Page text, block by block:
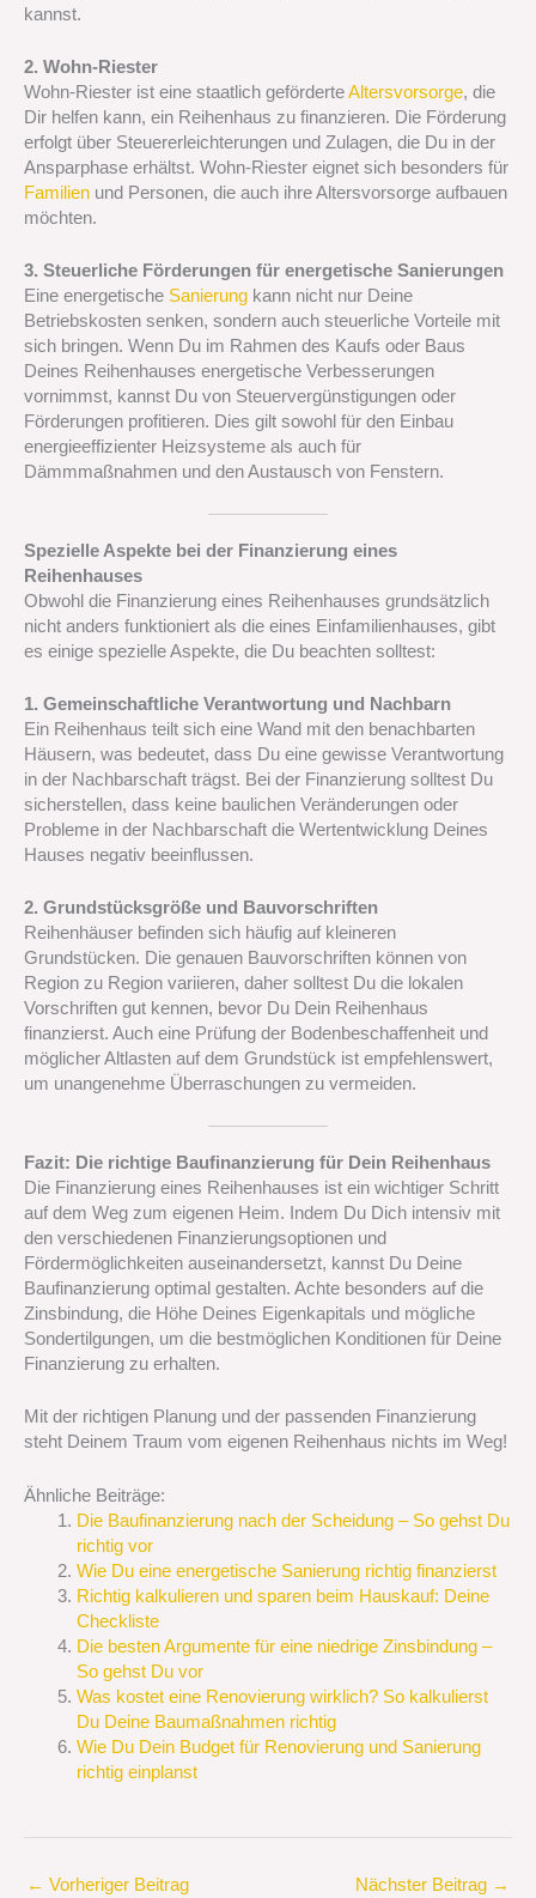
kannst.
2. Wohn-Riester
Wohn-Riester ist eine staatlich geförderteAltersvorsorge, die
Dir helfen kann, ein Reihenhaus zu finanzieren. Die Förderung
erfolgt über Steuererleichterungen und Zulagen, die Du in der
Ansparphase erhältst. Wohn-Riester eignet sich besonders für
Familien und Personen, die auch ihre Altersvorsorge aufbauen
möchten.
3. Steuerliche Förderungen für energetische Sanierungen
Eine energetische Sanierung kann nicht nur Deine
Betriebskosten senken, sondern auch steuerliche Vorteile mit
sich bringen. Wenn Du im Rahmen des Kaufs oder Baus
Deines Reihenhauses energetische Verbesserungen
vornimmst, kannst Du von Steuervergünstigungen oder
Förderungen profitieren. Dies gilt sowohl für den Einbau
energieeffizienter Heizsysteme als auch für
Dämmmaßnahmen und den Austausch von Fenstern.
Spezielle Aspekte bei der Finanzierung eines
Reihenhauses
Obwohl die Finanzierung eines Reihenhauses grundsätzlich
nicht anders funktioniert als die eines Einfamilienhauses, gibt
es einige spezielle Aspekte, die Du beachten solltest:
1. Gemeinschaftliche Verantwortung und Nachbarn
Ein Reihenhaus teilt sich eine Wand mit den benachbarten
Häusern, was bedeutet, dass Du eine gewisse Verantwortung
in der Nachbarschaft trägst. Bei der Finanzierung solltest Du
sicherstellen, dass keine baulichen Veränderungen oder
Probleme in der Nachbarschaft die Wertentwicklung Deines
Hauses negativ beeinflussen.
2. Grundstücksgröße und Bauvorschriften
Reihenhäuser befinden sich häufig auf kleineren
Grundstücken. Die genauen Bauvorschriften können von
Region zu Region variieren, daher solltest Du die lokalen
Vorschriften gut kennen, bevor Du Dein Reihenhaus
finanzierst. Auch eine Prüfung der Bodenbeschaffenheit und
möglicher Altlasten auf dem Grundstück ist empfehlenswert,
um unangenehme Überraschungen zu vermeiden.
Fazit: Die richtige Baufinanzierung für Dein Reihenhaus
Die Finanzierung eines Reihenhauses ist ein wichtiger Schritt
auf dem Weg zum eigenen Heim. Indem Du Dich intensiv mit
den verschiedenen Finanzierungsoptionen und
Fördermöglichkeiten auseinandersetzt, kannst Du Deine
Baufinanzierung optimal gestalten. Achte besonders auf die
Zinsbindung, die Höhe Deines Eigenkapitals und mögliche
Sondertilgungen, um die bestmöglichen Konditionen für Deine
Finanzierung zu erhalten.
Mit der richtigen Planung und der passenden Finanzierung
steht Deinem Traum vom eigenen Reihenhaus nichts im Weg!
Ähnliche Beiträge:
Die Baufinanzierung nach der Scheidung – So gehst Du
richtig vor
Wie Du eine energetische Sanierung richtig finanzierst
Richtig kalkulieren und sparen beim Hauskauf: Deine
Checkliste
Die besten Argumente für eine niedrige Zinsbindung –
So gehst Du vor
Was kostet eine Renovierung wirklich? So kalkulierst
Du Deine Baumaßnahmen richtig
Wie Du Dein Budget für Renovierung und Sanierung
richtig einplanst
← Vorheriger Beitrag Nächster Beitrag →